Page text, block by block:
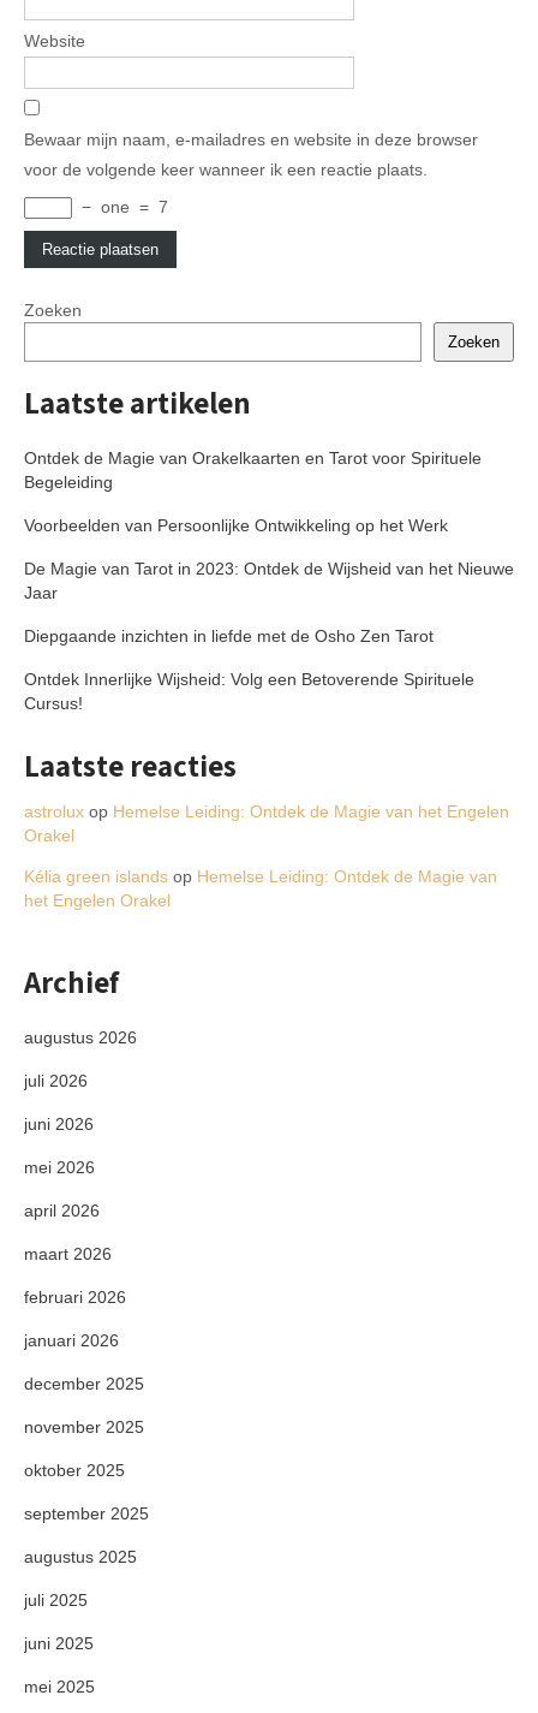
Website
Bewaar mijn naam, e-mailadres en website in deze browser
voor de volgende keer wanneer ik een reactie plaats.
− one = 7
Zoeken
Zoeken
Laatste artikelen
Ontdek de Magie van Orakelkaarten en Tarot voor Spirituele
Begeleiding
Voorbeelden van Persoonlijke Ontwikkeling op het Werk
De Magie van Tarot in 2023: Ontdek de Wijsheid van het Nieuwe
Jaar
Diepgaande inzichten in liefde met de Osho Zen Tarot
Ontdek Innerlijke Wijsheid: Volg een Betoverende Spirituele
Cursus!
Laatste reacties
astrolux op Hemelse Leiding: Ontdek de Magie van het Engelen
Orakel
Kélia green islands op Hemelse Leiding: Ontdek de Magie van
het Engelen Orakel
Archief
augustus 2026
juli 2026
juni 2026
mei 2026
april 2026
maart 2026
februari 2026
januari 2026
december 2025
november 2025
oktober 2025
september 2025
augustus 2025
juli 2025
juni 2025
mei 2025